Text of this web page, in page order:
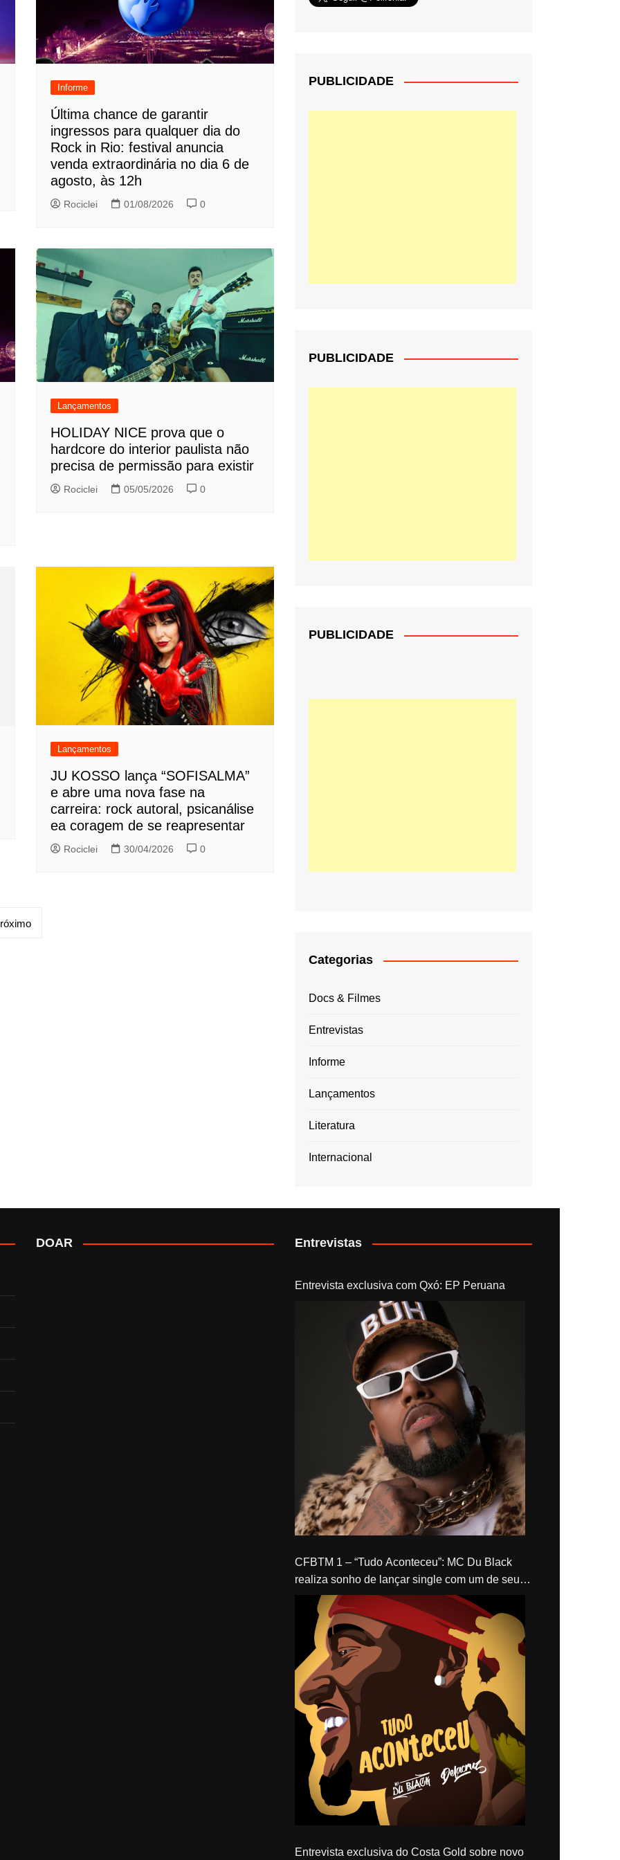
Informe
Última chance de garantir
ingressos para qualquer dia do
Rock in Rio: festival anuncia
venda extraordinária no dia 6 de
agosto, às 12h
Rociclei 01/08/2026 0
Lançamentos
HOLIDAY NICE prova que o
hardcore do interior paulista não
precisa de permissão para existir
Rociclei 05/05/2026 0
Lançamentos
JU KOSSO lança “SOFISALMA”
e abre uma nova fase na
carreira: rock autoral, psicanálise
ea coragem de se reapresentar
Rociclei 30/04/2026 0
PUBLICIDADE
PUBLICIDADE
PUBLICIDADE
Categorias
Docs & Filmes
Entrevistas
Informe
Lançamentos
Literatura
Internacional
DOAR Entrevistas
Entrevista exclusiva com Qxó: EP Peruana
CFBTM 1 – “Tudo Aconteceu”: MC Du Black
realiza sonho de lançar single com um de seus
ídolos, Delacruz
Entrevista exclusiva do Costa Gold sobre novo